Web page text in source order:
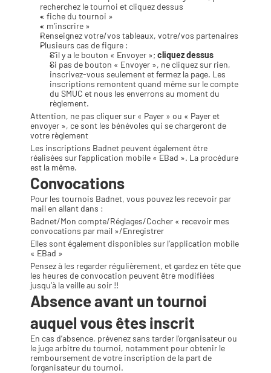
recherchez le tournoi et cliquez dessus
« fiche du tournoi »
« m’inscrire »
Renseignez votre/vos tableaux, votre/vos partenaires
Plusieurs cas de figure :
S’il y a le bouton « Envoyer »; cliquez dessus
Si pas de bouton « Envoyer », ne cliquez sur rien,
inscrivez-vous seulement et fermez la page. Les
inscriptions remontent quand même sur le compte
du SMUC et nous les enverrons au moment du
règlement.
Attention, ne pas cliquer sur « Payer » ou « Payer et
envoyer », ce sont les bénévoles qui se chargeront de
votre règlement
Les inscriptions Badnet peuvent également être
réalisées sur l’application mobile « EBad ». La procédure
est la même.
Convocations
Pour les tournois Badnet, vous pouvez les recevoir par
mail en allant dans :
Badnet/Mon compte/Réglages/Cocher « recevoir mes
convocations par mail »/Enregistrer
Elles sont également disponibles sur l’application mobile
« EBad »
Pensez à les regarder régulièrement, et gardez en tête que
les heures de convocation peuvent être modifiées
jusqu’à la veille au soir !!
Absence avant un tournoi
auquel vous êtes inscrit
En cas d’absence, prévenez sans tarder l'organisateur ou
le juge arbitre du tournoi, notamment pour obtenir le
remboursement de votre inscription de la part de
l’organisateur du tournoi.